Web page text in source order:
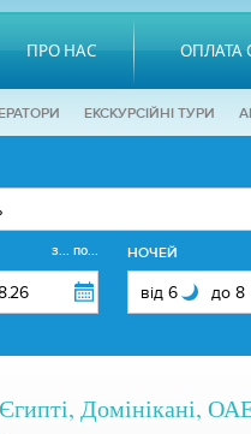
ПРО НАС ОПЛАТА
EКСКУРСІЙНІ ТУРИ
з... по... НОЧЕЙ
Домінікані,